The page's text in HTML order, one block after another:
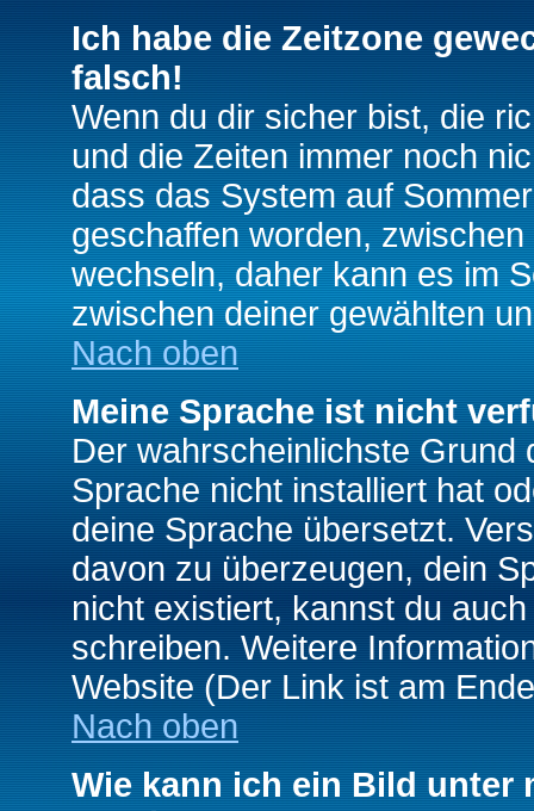
Ich habe die Zeitzone
falsch!
Wenn du dir sicher bist, die
und die Zeiten immer noch
dass das System auf
geschaffen worden,
wechseln, daher kann es im
zwischen deiner gewählten
Nach oben
Meine Sprache ist nicht
Der wahrscheinlichste Grund
Sprache nicht installiert hat
deine Sprache übersetzt.
davon zu überzeugen, dein
nicht existiert, kannst du
schreiben. Weitere
Website (Der Link ist am
Nach oben
Wie kann ich ein Bild unter